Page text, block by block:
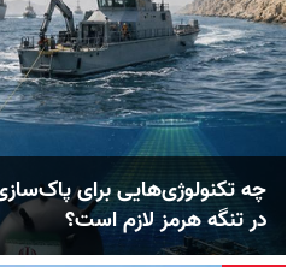
چه تکنولوژی‌هایی برای
در تنگه هرمز لازم است؟